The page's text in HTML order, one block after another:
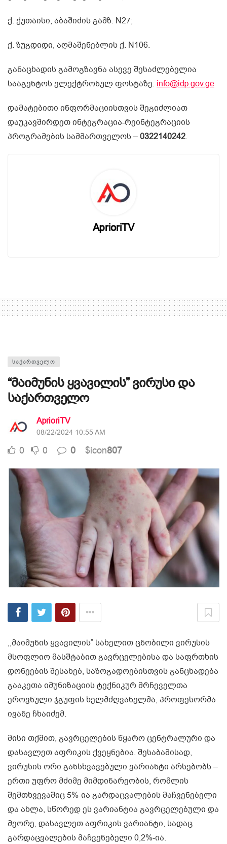
ქ. ქუთაისი, აბაშიძის გამზ. N27;
ქ. ზუგდიდი, აღმაშენებლის ქ. N106.
განაცხადის გამოგზავნა ასევე შესაძლებელია
სააგენტოს ელექტრონულ ფოსტაზე: info@idp.gov.ge
დამატებითი ინფორმაციისთვის შეგიძლიათ
დაუკავშირდეთ ინტეგრაცია-რეინტეგრაციის
პროგრამების სამმართველოს –0322140242.
AprioriTV
ᲡᲐᲥᲐᲠᲗᲕᲔᲚᲝ
“მაიმუნის ყვავილის” ვირუსი და
საქართველო
AprioriTV
08/22/2024 10:55 AM
0 0 0 $icon807
,,მაიმუნის ყვავილის” სახელით ცნობილი ვირუსის
მსოფლიო მასშტაბით გავრცელებისა და საფრთხის
დონეების შესახებ, საზოგადოებისთვის განცხადება
გააკეთა იმუნიზაციის ტექნიკურ მრჩეველთა
ეროვნული ჯგუფის ხელმძღვანელმა, პროფესორმა
ივანე ჩხაიძემ.
მისი თქმით, გავრცელების წყარო ცენტრალური და
დასავლეთ აფრიკის ქვეყნებია. შესაბამისად,
ვირუსის ორი განსხვავებული ვარიანტი არსებობს –
ერთი უფრო მძიმე მიმდინარეობის, რომლის
შემთხვევაშიც 5%-ია გარდაცვალების მაჩვენებელი
და ახლა, სწორედ ეს ვარიანტია გავრცელებული და
მეორე, დასავლეთ აფრიკის ვარიანტი, სადაც
გარდაცვალების მაჩვენებელი 0,2%-ია.